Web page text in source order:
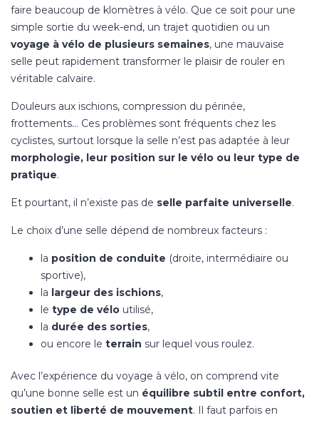
faire beaucoup de klomètres à vélo. Que ce soit pour une
simple sortie du week-end, un trajet quotidien ou un
voyage à vélo de plusieurs semaines, une mauvaise
selle peut rapidement transformer le plaisir de rouler en
véritable calvaire.
Douleurs aux ischions, compression du périnée,
frottements… Ces problèmes sont fréquents chez les
cyclistes, surtout lorsque la selle n’est pas adaptée à leur
morphologie, leur position sur le vélo ou leur type de
pratique.
Et pourtant, il n’existe pas de selle parfaite universelle.
Le choix d’une selle dépend de nombreux facteurs :
la position de conduite (droite, intermédiaire ou
sportive),
la largeur des ischions,
le type de vélo utilisé,
la durée des sorties,
ou encore le terrain sur lequel vous roulez.
Avec l’expérience du voyage à vélo, on comprend vite
qu’une bonne selle est un équilibre subtil entre confort,
soutien et liberté de mouvement. Il faut parfois en